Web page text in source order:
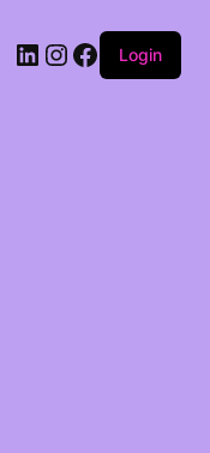
LinkedIn
Instagram
Facebook
Login